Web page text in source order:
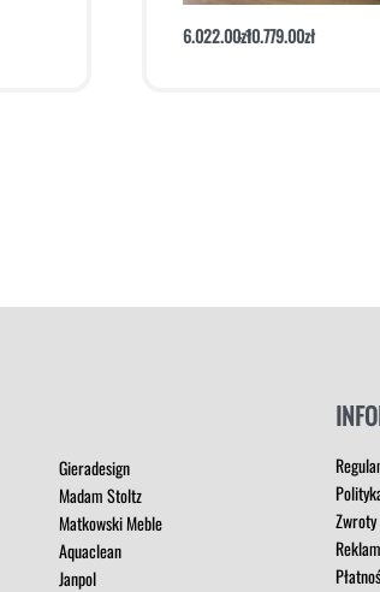
6.022.00zł10.779.00zł
Gieradesign
Madam Stoltz
Matkowski Meble
Aquaclean
Janpol
Zwroty